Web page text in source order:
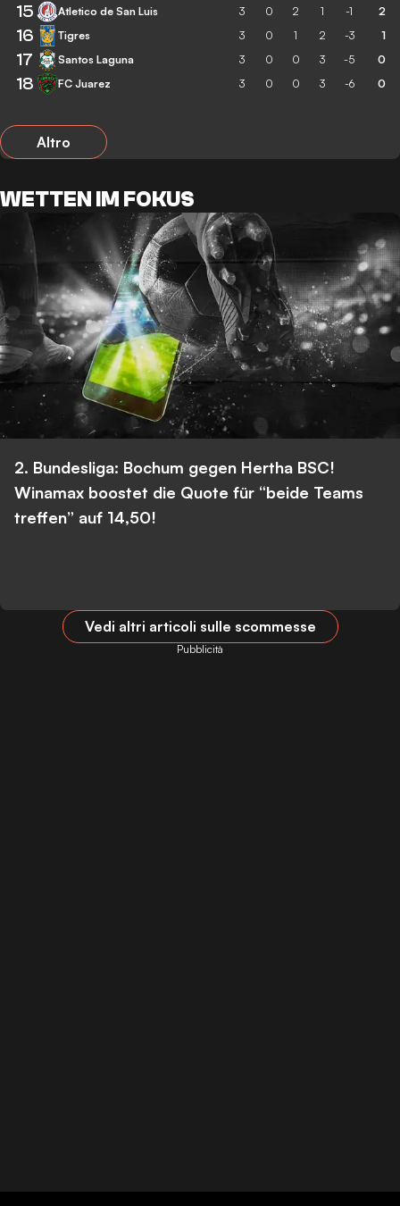
Pubblicità
15 Atletico de San Luis 3 0 2 1 -1 2
16 Tigres 3 0 1 2 -3 1
17 Santos Laguna 3 0 0 3 -5 0
18 FC Juarez 3 0 0 3 -6 0
Altro
WETTEN IM FOKUS
2. Bundesliga: Bochum gegen Hertha BSC!
Winamax boostet die Quote für “beide Teams
treffen” auf 14,50!
Vedi altri articoli sulle scommesse